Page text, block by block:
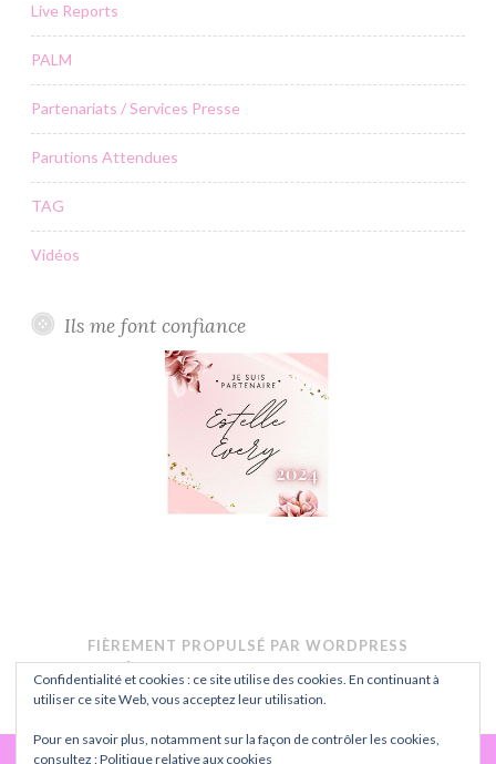
Live Reports
PALM
Partenariats / Services Presse
Parutions Attendues
TAG
Vidéos
Ils me font confiance
FIÈREMENT PROPULSÉ PAR WORDPRESS
THÈME : BUTTON PARAUTOMATTIC.
CONFIDENTIALITÉ
Confidentialité et cookies : ce site utilise des cookies. En continuant à
utiliser ce site Web, vous acceptez leur utilisation.
Pour en savoir plus, notamment sur la façon de contrôler les cookies,
consultez :Politique relative aux cookies